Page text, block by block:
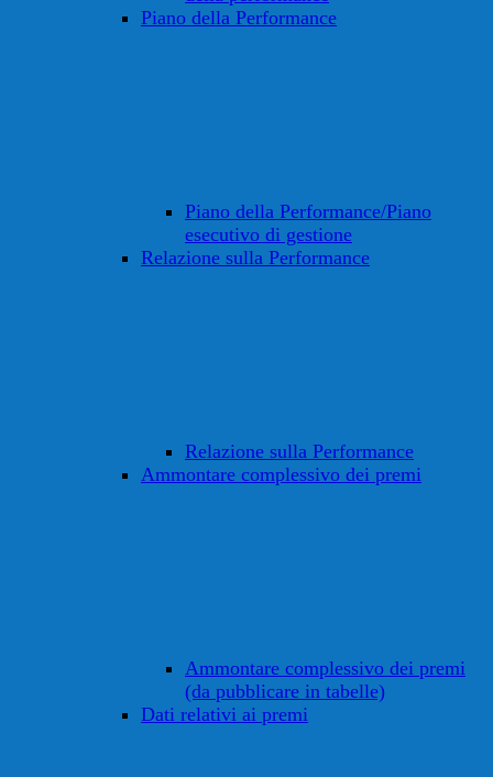
Piano della Performance
Piano della Performance/Piano
esecutivo di gestione
Relazione sulla Performance
Relazione sulla Performance
Ammontare complessivo dei premi
Ammontare complessivo dei premi
(da pubblicare in tabelle)
Dati relativi ai premi